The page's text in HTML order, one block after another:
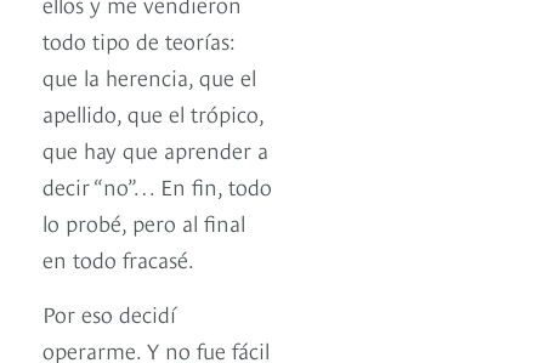
todo tipo de teorías:
que la herencia, que el
apellido, que el trópico,
que hay que aprender a
decir “no”… En fin, todo
lo probé, pero al final
en todo fracasé.
Por eso decidí
operarme. Y no fue fácil